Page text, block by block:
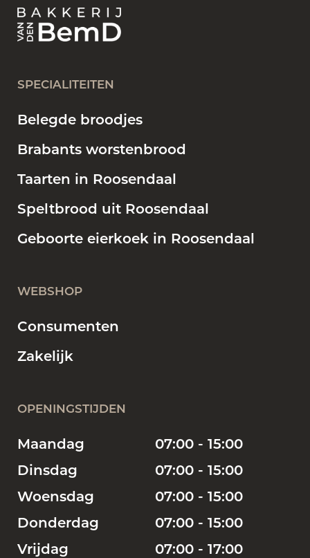
SPECIALITEITEN
Belegde broodjes
Brabants worstenbrood
Taarten in Roosendaal
Speltbrood uit Roosendaal
Geboorte eierkoek in Roosendaal
WEBSHOP
Consumenten
Zakelijk
OPENINGSTIJDEN
Maandag
07:00 - 15:00
Dinsdag
07:00 - 15:00
Woensdag
07:00 - 15:00
Donderdag
07:00 - 15:00
Vrijdag
07:00 - 17:00